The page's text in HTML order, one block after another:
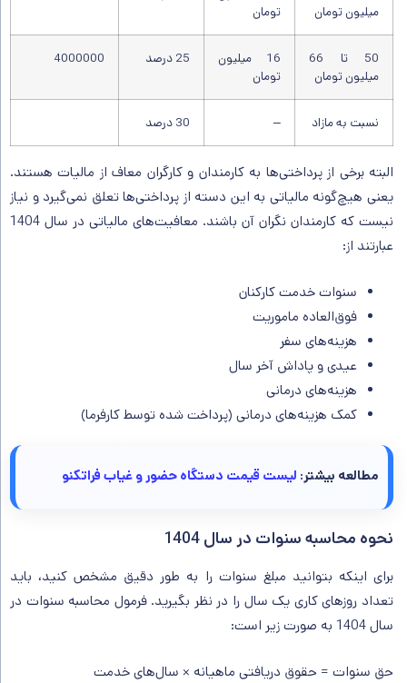
میلیون تومان
تومان
50 تا 66
میلیون تومان
16 میلیون
تومان
25 درصد 4000000
نسبت به مازاد – 30 درصد
البته برخی از پرداختی‌ها به کارمندان و کارگران معاف از مالیات هستند.
یعنی هیچ‌گونه مالیاتی به این دسته از پرداختی‌ها تعلق نمی‌گیرد و نیاز
نیست که کارمندان نگران آن باشند. معافیت‌های مالیاتی در سال 1404
عبارتند از:
سنوات خدمت کارکنان
فوق‌العاده ماموریت
هزینه‌های سفر
عیدی و پاداش آخر سال
هزینه‌های درمانی
کمک هزینه‌های درمانی (پرداخت شده توسط کارفرما)
مطالعه بیشتر: لیست قیمت دستگاه حضور و غیاب فراتکنو
نحوه محاسبه سنوات در سال 1404
برای اینکه بتوانید مبلغ سنوات را به طور دقیق مشخص کنید، باید
تعداد روزهای کاری یک سال را در نظر بگیرید. فرمول محاسبه سنوات در
سال 1404 به صورت زیر است:
حق سنوات = حقوق دریافتی ماهیانه × سال‌های خدمت